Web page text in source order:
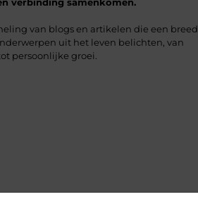
van blogs en artikelen die een breed
uit het leven belichten, van
persoonlijke groei.